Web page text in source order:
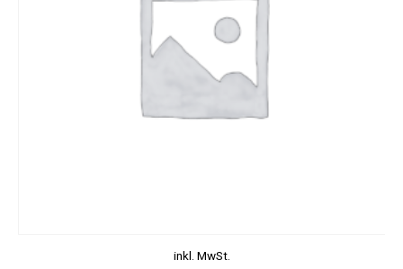
inkl. MwSt.